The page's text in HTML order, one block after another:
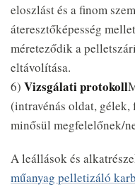
eloszlást és a finom
áteresztőképesség
méreteződik a
eltávolítása.
6) Vizsgálati protokoll
(intravénás oldat, gélek,
minősül megfelelőnek/
A leállások és
műanyag pelletizáló